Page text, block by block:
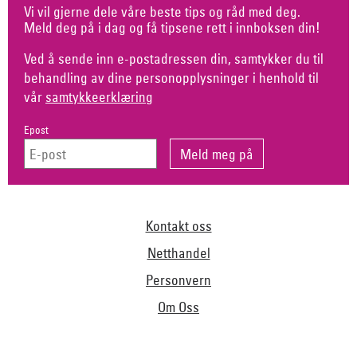
Vi vil gjerne dele våre beste tips og råd med deg.
Meld deg på i dag og få tipsene rett i innboksen din!
Ved å sende inn e-postadressen din, samtykker du til
behandling av dine personopplysninger i henhold til
vår samtykkeerklæring
Epost
Kontakt oss
Netthandel
Personvern
Om Oss